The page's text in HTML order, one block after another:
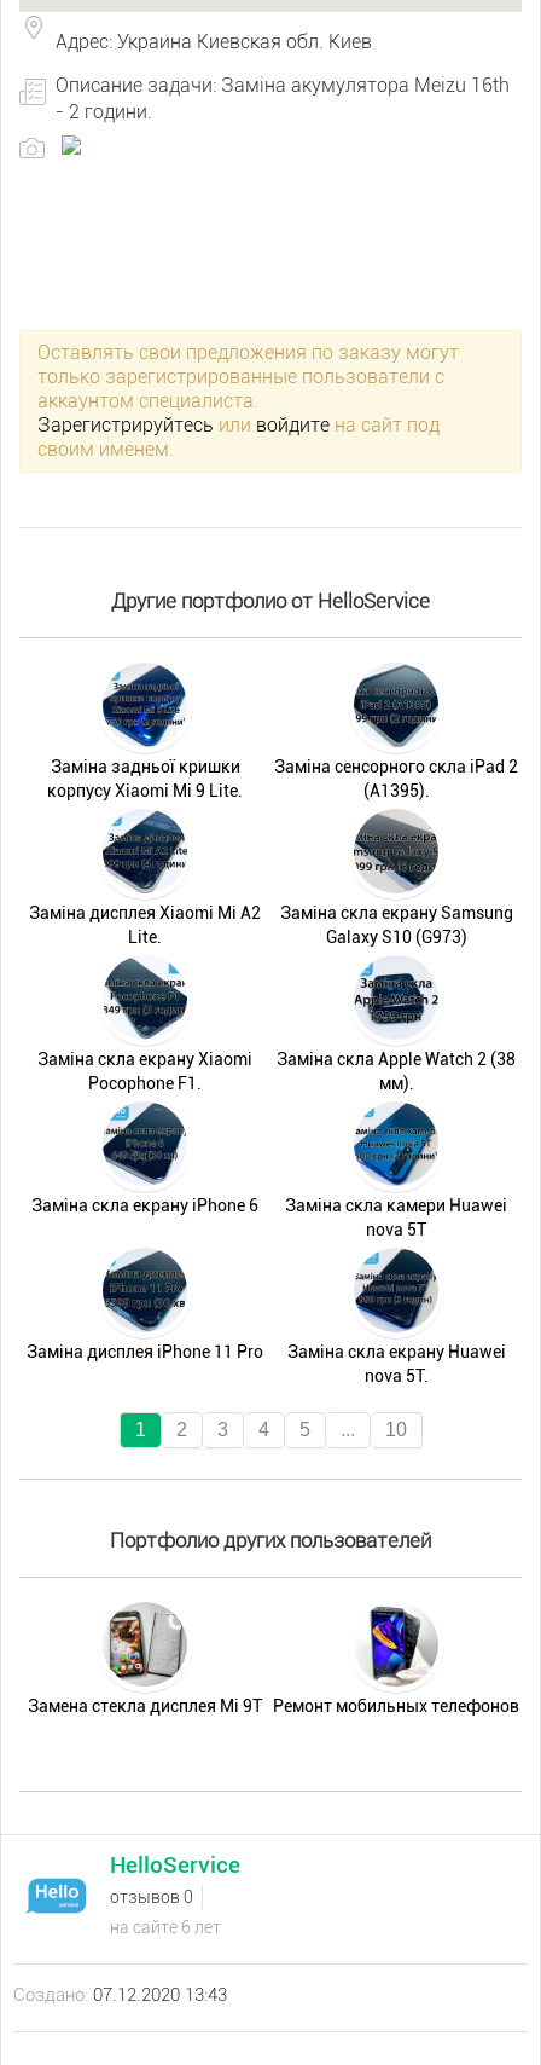
Адрес: Украина Киевская обл. Киев
Описание задачи: Заміна акумулятора Meizu 16th
- 2 години.
Оставлять свои предложения по заказу могут
только зарегистрированные пользователи с
аккаунтом специалиста.
Зарегистрируйтесь или войдите на сайт под
своим именем.
Другие портфолио от HelloService
Заміна задньої кришки
корпусу Xiaomi Mi 9 Lite.
Заміна сенсорного скла iPad 2
(A1395).
Заміна дисплея Xiaomi Mi A2
Lite.
Заміна скла екрану Samsung
Galaxy S10 (G973)
Заміна скла екрану Xiaomi
Pocophone F1.
Заміна скла Apple Watch 2 (38
мм).
Заміна скла екрану iPhone 6
Заміна скла камери Huawei
nova 5T
Заміна дисплея iPhone 11 Pro
Заміна скла екрану Huawei
nova 5T.
1 2 3 4 5 ... 10
Портфолио других пользователей
Замена стекла дисплея Mi 9T Ремонт мобильных телефонов
HelloService
отзывов 0
на сайте 6 лет
Создано: 07.12.2020 13:43